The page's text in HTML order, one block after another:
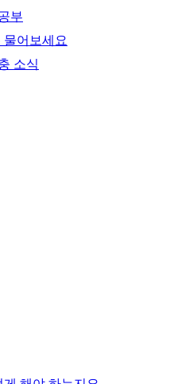
부
물어보세요
소식